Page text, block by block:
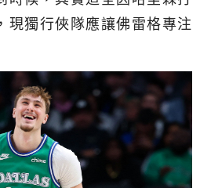
現獨行俠隊應讓佛雷格專注